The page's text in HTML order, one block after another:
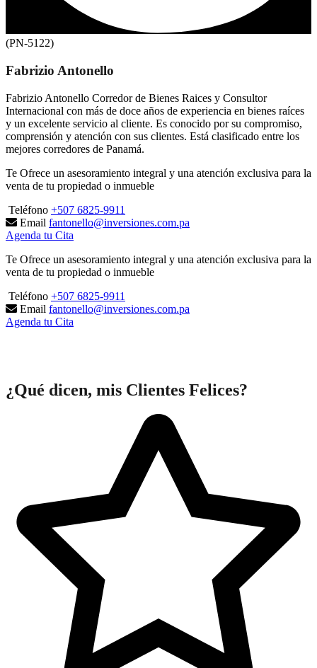
(PN-5122)
Fabrizio Antonello
Fabrizio Antonello Corredor de Bienes Raices y Consultor
Internacional con más de doce años de experiencia en bienes raíces
y un excelente servicio al cliente. Es conocido por su compromiso,
comprensión y atención con sus clientes. Está clasificado entre los
mejores corredores de Panamá.
Te Ofrece un asesoramiento integral y una atención exclusiva para la
venta de tu propiedad o inmueble
Teléfono +507 6825-9911
Email fantonello@inversiones.com.pa
Agenda tu Cita
Te Ofrece un asesoramiento integral y una atención exclusiva para la
venta de tu propiedad o inmueble
Teléfono +507 6825-9911
Email fantonello@inversiones.com.pa
Agenda tu Cita
¿Qué dicen, mis Clientes Felices?